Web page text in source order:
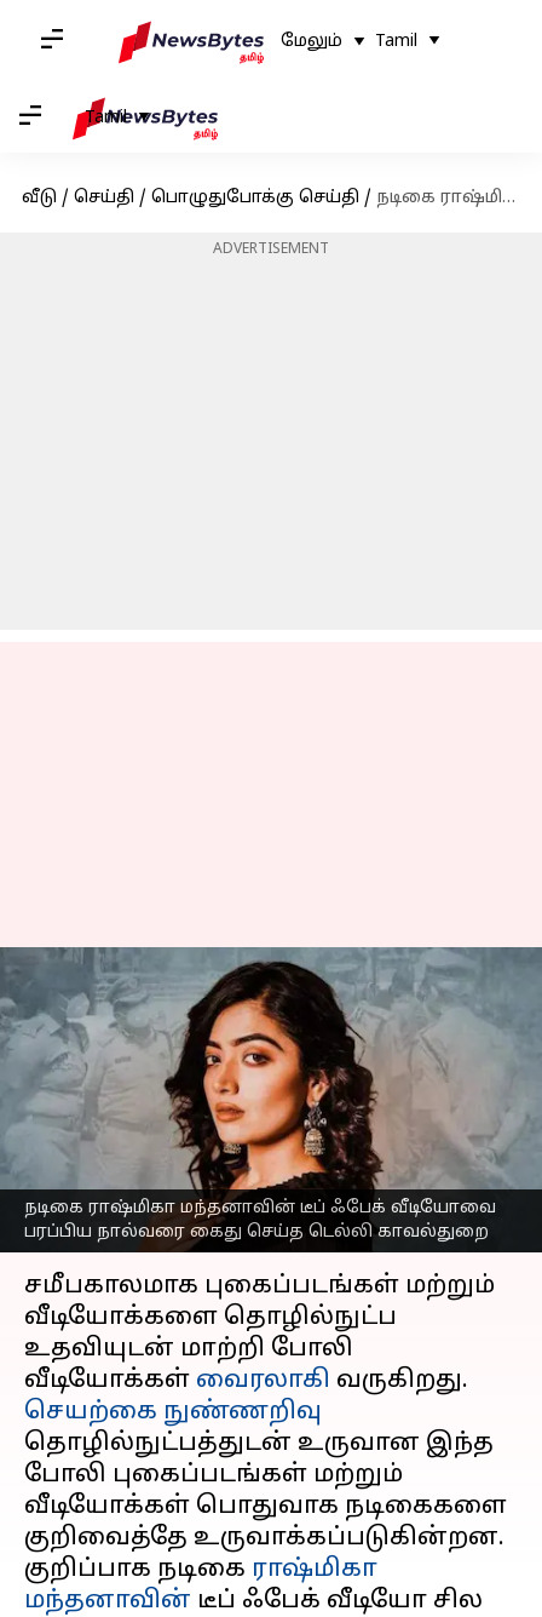
மேலும் Tamil
Tamil
வீடு / செய்தி / பொழுதுபோக்கு செய்தி / நடிகை ராஷ்மிகா மந்தனாவின் டீப் ஃபேக் வீடியோவை பரப்பிய நால்வரை கைது செய்த டெல்லி காவல்துறை
ADVERTISEMENT
நடிகை ராஷ்மிகா மந்தனாவின் டீப் ஃபேக் வீடியோவை
பரப்பிய நால்வரை கைது செய்த டெல்லி காவல்துறை
நடிகை ராஷ்மிகா
மந்தனாவின் டீப் ஃபேக்
வீடியோவை பரப்பிய
நால்வரை கைது செய்த
டெல்லி காவல்துறை
Venkatalakshmi V Dec 20, 2023 05:52 pm
செய்தி முன்னோட்டம்
சமீபகாலமாக புகைப்படங்கள் மற்றும்
வீடியோக்களை தொழில்நுட்ப
உதவியுடன் மாற்றி போலி
வீடியோக்கள் வைரலாகி
செயற்கை நுண்ணறிவு
தொழில்நுட்பத்துடன் உருவான இந்த
போலி புகைப்படங்கள் மற்றும்
வீடியோக்கள் பொதுவாக நடிகைகளை
குறிவைத்தே உருவாக்கப்படுகின்றன.
குறிப்பாக நடிகை ராஷ்மிகா
மந்தனாவின் டீப் ஃபேக் வீடியோ சில